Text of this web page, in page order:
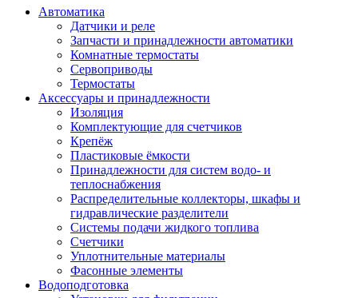
Автоматика
Датчики и реле
Запчасти и принадлежности автоматики
Комнатные термостаты
Сервоприводы
Термостаты
Аксессуары и принадлежности
Изоляция
Комплектующие для счетчиков
Крепёж
Пластиковые ёмкости
Принадлежности для систем водо- и
теплоснабжения
Распределительные коллекторы, шкафы и
гидравлические разделители
Системы подачи жидкого топлива
Счетчики
Уплотнительные материалы
Фасонные элементы
Водоподготовка